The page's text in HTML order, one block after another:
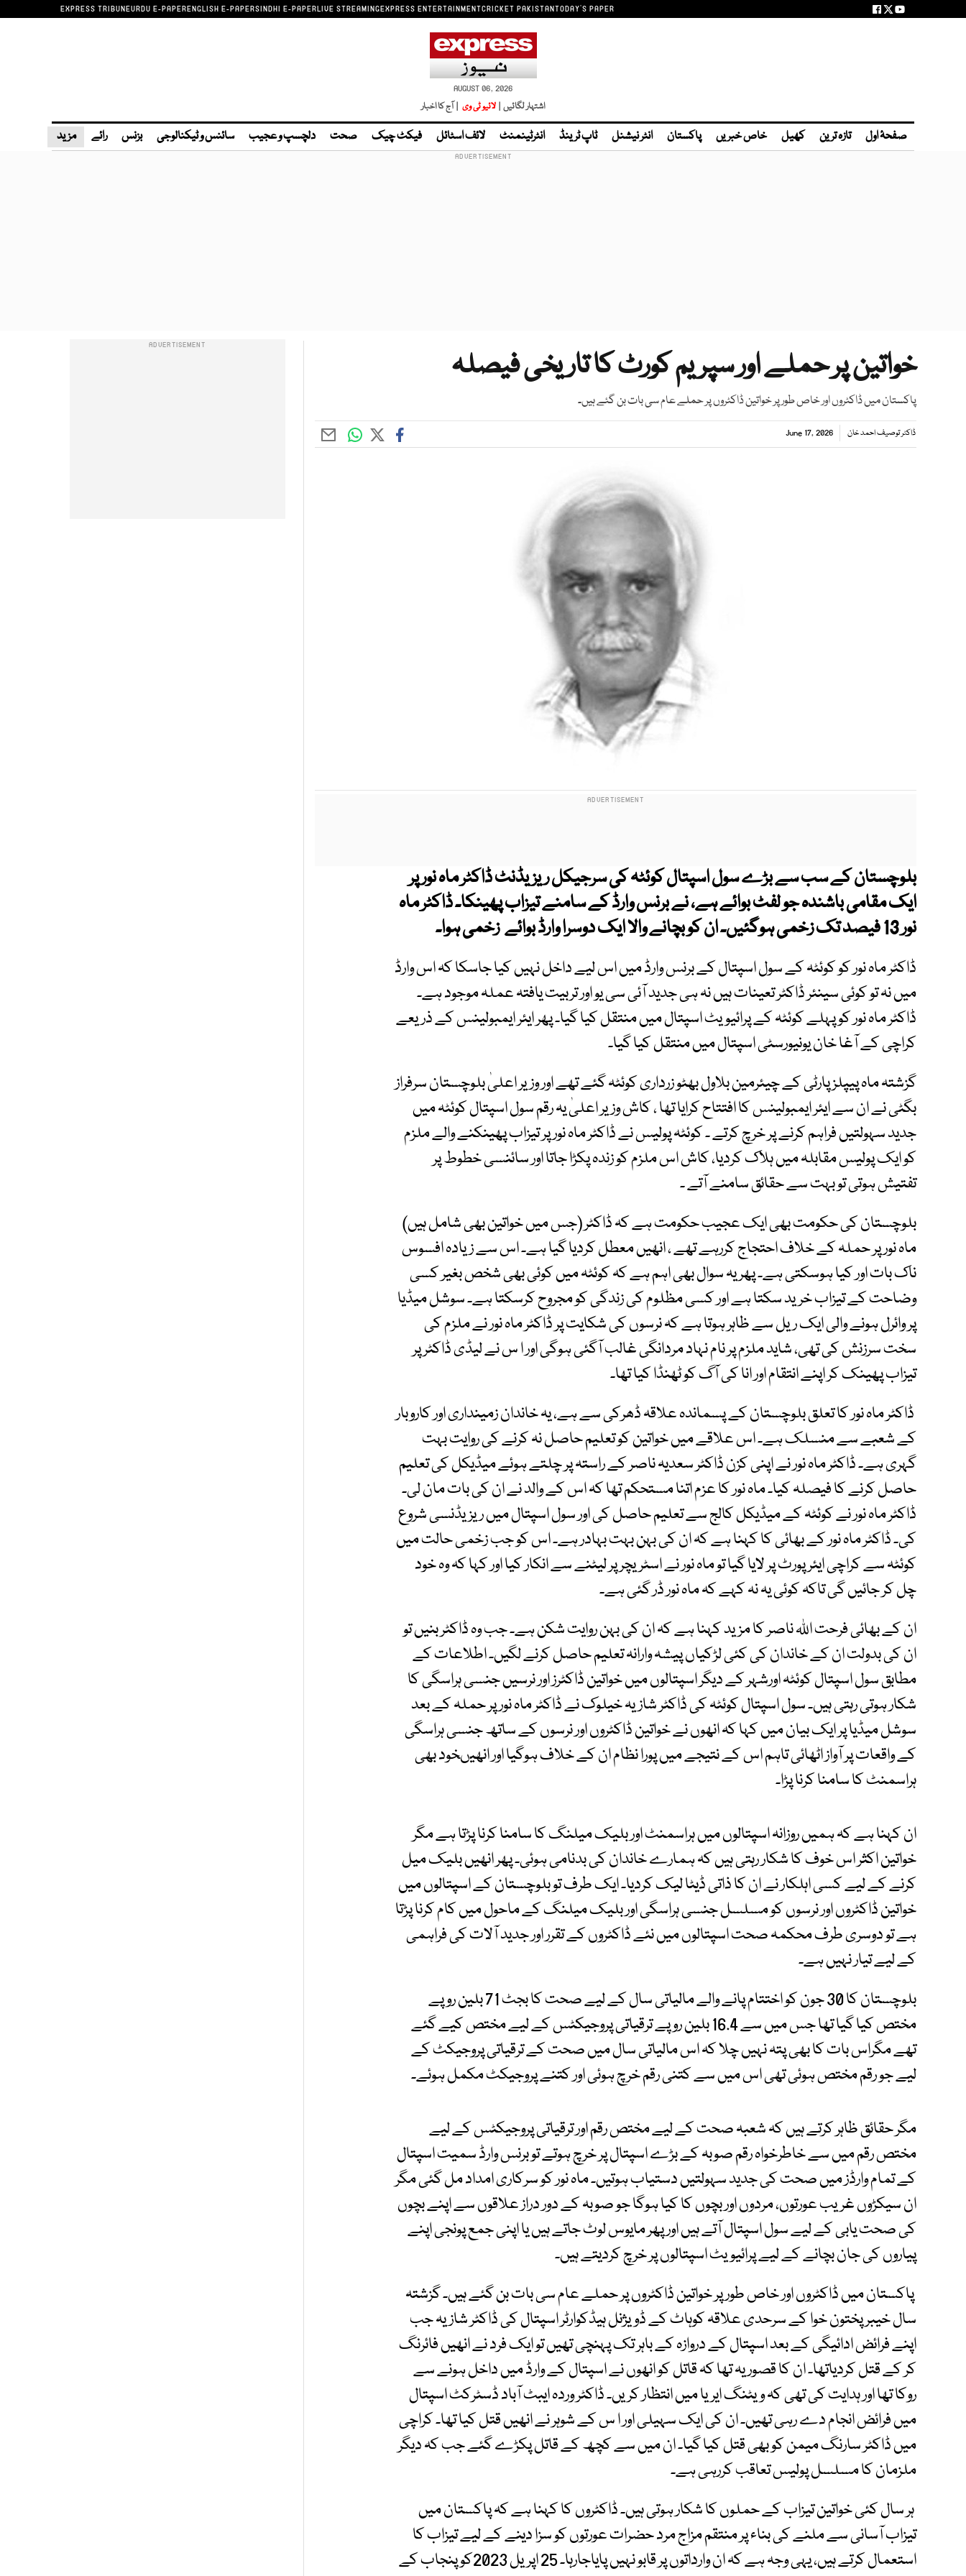
EXPRESS TRIBUNEURDU E-PAPERENGLISH E-PAPERSINDHI E-PAPERLIVE STREAMINGEXPRESS ENTERTAINMENTCRICKET PAKISTANTODAY'S PAPER
AUGUST 06, 2026
اشتہار لگائیں | لائیو ٹی وی | آج کا اخبار
صفحۂ اول تازہ ترین کھیل خاص خبریں پاکستان انٹر نیشنل ٹاپ ٹرینڈ انٹرٹینمنٹ لائف اسٹائل فیکٹ چیک صحت دلچسپ و عجیب سائنس و ٹیکنالوجی بزنس رائے مزید
خواتین پر حملے اور سپریم کورٹ کا تاریخی فیصلہ
پاکستان میں ڈاکٹروں اور خاص طور پر خواتین ڈاکٹروں پر حملے عام سی بات بن گئے ہیں۔
ڈاکٹر توصیف احمد خان June 17, 2026
بلوچستان کے سب سے بڑے سول اسپتال کوئٹہ کی سرجیکل ریزیڈنٹ ڈاکٹر ماہ نور پر
ایک مقامی باشندہ جو لفٹ بوائے ہے، نے برنس وارڈ کے سامنے تیزاب پھینکا۔ ڈاکٹر ماہ
نور 13 فیصد تک زخمی ہوگئیں۔ ان کو بچانے والا ایک دوسرا وارڈ بوائے زخمی ہوا۔
ڈاکٹر ماہ نور کو کوئٹہ کے سول اسپتال کے برنس وارڈ میں اس لیے داخل نہیں کیا جاسکا کہ اس وارڈ
میں نہ تو کوئی سینئر ڈاکٹر تعینات ہیں نہ ہی جدید آئی سی یو اور تربیت یافتہ عملہ موجود ہے۔
ڈاکٹر ماہ نور کو پہلے کوئٹہ کے پرائیویٹ اسپتال میں منتقل کیا گیا۔ پھر ایئر ایمبولینس کے ذریعے
کراچی کے آغا خان یونیورسٹی اسپتال میں منتقل کیا گیا۔
گزشتہ ماہ پیپلز پارٹی کے چیئرمین بلاول بھٹو زرداری کوئٹہ گئے تھے اور وزیر اعلیٰ بلوچستان سرفراز
بگٹی نے ان سے ایئر ایمبولینس کا افتتاح کرایا تھا ، کاش وزیر اعلیٰ یہ رقم سول اسپتال کوئٹہ میں
جدید سہولتیں فراہم کرنے پر خرچ کرتے ۔ کوئٹہ پولیس نے ڈاکٹر ماہ نور پر تیزاب پھینکنے والے ملزم
کو ایک پولیس مقابلہ میں ہلاک کردیا، کاش اس ملزم کو زندہ پکڑا جاتا اور سائنسی خطوط پر
تفتیش ہوتی تو بہت سے حقائق سامنے آتے ۔
بلوچستان کی حکومت بھی ایک عجیب حکومت ہے کہ ڈاکٹر (جس میں خواتین بھی شامل ہیں)
ماہ نور پر حملہ کے خلاف احتجاج کررہے تھے ، انھیں معطل کردیا گیا ہے۔ اس سے زیادہ افسوس
ناک بات اور کیا ہوسکتی ہے۔ پھر یہ سوال بھی اہم ہے کہ کوئٹہ میں کوئی بھی شخص بغیر کسی
وضاحت کے تیزاب خرید سکتا ہے اور کسی مظلوم کی زندگی کو مجروح کرسکتا ہے۔ سوشل میڈیا
پر وائرل ہونے والی ایک ریل سے ظاہر ہوتا ہے کہ نرسوں کی شکایت پر ڈاکٹر ماہ نور نے ملزم کی
سخت سرزنش کی تھی، شاید ملزم پر نام نہاد مردانگی غالب آگئی ہوگی اور ا س نے لیڈی ڈاکٹر پر
تیزاب پھینک کر اپنے انتقام اور انا کی آگ کو ٹھنڈا کیا تھا۔
ڈاکٹر ماہ نور کا تعلق بلوچستان کے پسماندہ علاقہ ڈھرکی سے ہے، یہ خاندان زمینداری اور کاروبار
کے شعبے سے منسلک ہے۔ اس علاقے میں خواتین کو تعلیم حاصل نہ کرنے کی روایت بہت
گہری ہے۔ ڈاکٹر ماہ نور نے اپنی کزن ڈاکٹر سعدیہ ناصر کے راستہ پر چلتے ہوئے میڈیکل کی تعلیم
حاصل کرنے کا فیصلہ کیا۔ ماہ نور کا عزم اتنا مستحکم تھا کہ اس کے والد نے ان کی بات مان لی۔
ڈاکٹر ماہ نور نے کوئٹہ کے میڈیکل کالج سے تعلیم حاصل کی اور سول اسپتال میں ریزیڈنسی شروع
کی۔ ڈاکٹر ماہ نور کے بھائی کا کہنا ہے کہ ان کی بہن بہت بہادر ہے۔ اس کو جب زخمی حالت میں
کوئٹہ سے کراچی ایئرپورٹ پر لایا گیا تو ماہ نور نے اسٹریچر پر لیٹنے سے انکار کیا اور کہا کہ وہ خود
چل کر جائیں گی تاکہ کوئی یہ نہ کہے کہ ماہ نور ڈر گئی ہے۔
ان کے بھائی فرحت اﷲ ناصر کا مزید کہنا ہے کہ ان کی بہن روایت شکن ہے۔ جب وہ ڈاکٹر بنیں تو
ان کی بدولت ان کے خاندان کی کئی لڑکیاں پیشہ وارانہ تعلیم حاصل کرنے لگیں۔ اطلاعات کے
مطابق سول اسپتال کوئٹہ اورشہر کے دیگر اسپتالوں میں خواتین ڈاکٹرز اور نرسیں جنسی ہراسگی کا
شکار ہوتی رہتی ہیں۔ سول اسپتال کوئٹہ کی ڈاکٹر شازیہ خیلوک نے ڈاکٹر ماہ نور پر حملہ کے بعد
سوشل میڈیا پر ایک بیان میں کہا کہ انھوں نے خواتین ڈاکٹروں اور نرسوں کے ساتھ جنسی ہراسگی
کے واقعات پر آواز اٹھائی تاہم اس کے نتیجے میں پورا نظام ان کے خلاف ہوگیا اور انھیںخود بھی
ہراسمنٹ کا سامنا کرنا پڑا۔
ان کہنا ہے کہ ہمیں روزانہ اسپتالوں میں ہراسمنٹ اور بلیک میلنگ کا سامنا کرنا پڑتا ہے مگر
خواتین اکثر اس خوف کا شکار رہتی ہیں کہ ہمارے خاندان کی بدنامی ہوئی۔ پھر انھیں بلیک میل
کرنے کے لیے کسی اہلکار نے ان کا ذاتی ڈیٹا لیک کردیا۔ ایک طرف تو بلوچستان کے اسپتالوں میں
خواتین ڈاکٹروں اور نرسوں کو مسلسل جنسی ہراسگی اور بلیک میلنگ کے ماحول میں کام کرنا پڑتا
ہے تو دوسری طرف محکمہ صحت اسپتالوں میں نئے ڈاکٹروں کے تقرر اور جدید آلات کی فراہمی
کے لیے تیار نہیں ہے۔
بلوچستان کا 30 جون کو اختتام پانے والے مالیاتی سال کے لیے صحت کا بجٹ 71 بلین روپے
مختص کیا گیا تھا جس میں سے 16.4 بلین روپے ترقیاتی پروجیکٹس کے لیے مختص کیے گئے
تھے مگراس بات کا بھی پتہ نہیں چلا کہ اس مالیاتی سال میں صحت کے ترقیاتی پروجیکٹ کے
لیے جو رقم مختص ہوئی تھی اس میں سے کتنی رقم خرچ ہوئی اور کتنے پروجیکٹ مکمل ہوئے۔
مگر حقائق ظاہر کرتے ہیں کہ شعبہ صحت کے لیے مختص رقم اور ترقیاتی پروجیکٹس کے لیے
مختص رقم میں سے خاطرخواہ رقم صوبہ کے بڑے اسپتال پر خرچ ہوتے تو برنس وارڈ سمیت اسپتال
کے تمام وارڈز میں صحت کی جدید سہولتیں دستیاب ہوتیں۔ ماہ نور کو سرکاری امداد مل گئی مگر
ان سیکڑوں غریب عورتوں، مردوں اور بچوں کا کیا ہوگا جو صوبہ کے دور دراز علاقوں سے اپنے بچوں
کی صحت یابی کے لیے سول اسپتال آتے ہیں اور پھر مایوس لوٹ جاتے ہیں یا اپنی جمع پونجی اپنے
پیاروں کی جان بچانے کے لیے پرائیویٹ اسپتالوں پر خرچ کردیتے ہیں۔
پاکستان میں ڈاکٹروں اور خاص طور پر خواتین ڈاکٹروں پر حملے عام سی بات بن گئے ہیں۔ گزشتہ
سال خیبر پختون خوا کے سرحدی علاقہ کوہاٹ کے ڈویژنل ہیڈکوارٹر اسپتال کی ڈاکٹر شازیہ جب
اپنے فرائض ادائیگی کے بعد اسپتال کے دروازہ کے باہر تک پہنچی تھیں تو ایک فرد نے انھیں فائرنگ
کر کے قتل کردیاتھا۔ ان کا قصور یہ تھا کہ قاتل کو انھوں نے اسپتال کے وارڈ میں داخل ہونے سے
روکا تھا اور ہدایت کی تھی کہ ویٹنگ ایریا میں انتظار کریں۔ ڈاکٹر وردہ ایبٹ آباد ڈسٹرکٹ اسپتال
میں فرائض انجام دے رہی تھیں۔ ان کی ایک سہیلی اور ا س کے شوہر نے انھیں قتل کیا تھا۔ کراچی
میں ڈاکٹر سارنگ میمن کو بھی قتل کیا گیا۔ ان میں سے کچھ کے قاتل پکڑے گئے جب کہ دیگر
ملزمان کا مسلسل پولیس تعاقب کررہی ہے۔
ہر سال کئی خواتین تیزاب کے حملوں کا شکار ہوتی ہیں۔ ڈاکٹروں کا کہنا ہے کہ پاکستان میں
تیزاب آسانی سے ملنے کی بناء پر منتقم مزاج مرد حضرات عورتوں کو سزا دینے کے لیے تیزاب کا
استعمال کرتے ہیں، یہی وجہ ہے کہ ان وارداتوں پر قابو نہیں پایاجارہا۔ 25 اپریل 2023کو پنجاب کے